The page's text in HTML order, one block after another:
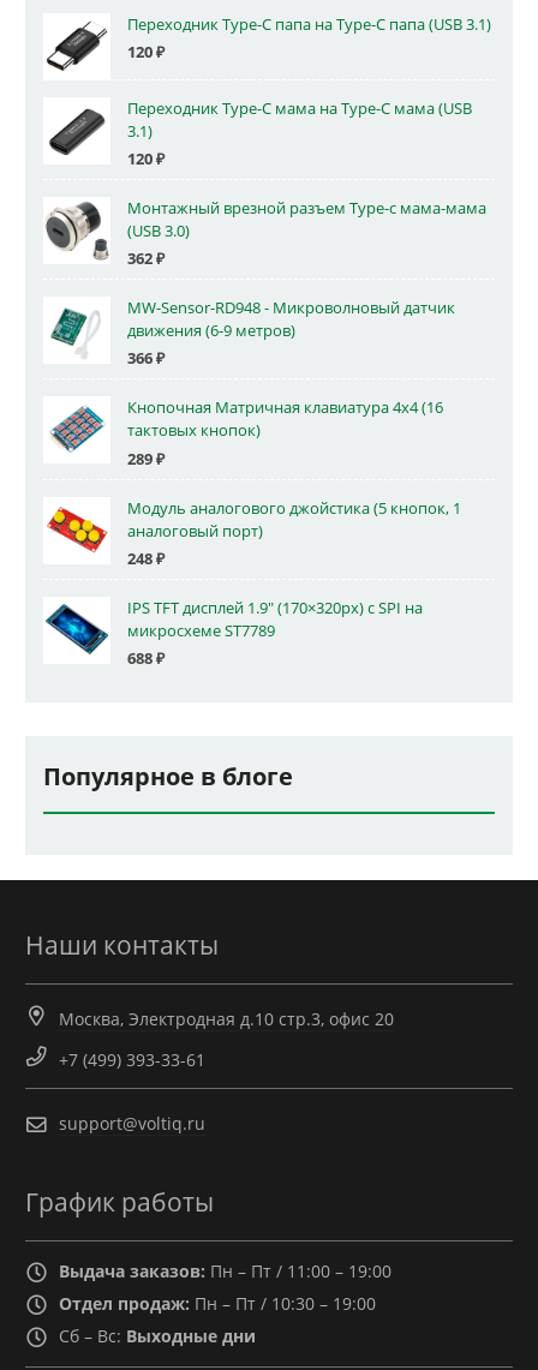
Переходник Type-C папа на Type-C папа (USB 3.1)
120₽
Переходник Type-C мама на Type-C мама (USB
3.1)
120₽
Монтажный врезной разъем Type-c мама-мама
(USB 3.0)
362₽
MW-Sensor-RD948 - Микроволновый датчик
движения (6-9 метров)
366₽
Кнопочная Матричная клавиатура 4x4 (16
тактовых кнопок)
289₽
Модуль аналогового джойстика (5 кнопок, 1
аналоговый порт)
248₽
IPS TFT дисплей 1.9" (170×320px) с SPI на
микросхеме ST7789
688₽
Популярное в блоге
Наши контакты
Москва, Электродная д.10 стр.3, офис 20
+7 (499) 393-33-61
support@voltiq.ru
График работы
Выдача заказов: Пн – Пт / 11:00 – 19:00
Отдел продаж: Пн – Пт / 10:30 – 19:00
Сб – Вс: Выходные дни